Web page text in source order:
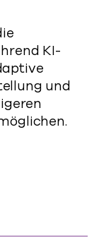
KI-
und